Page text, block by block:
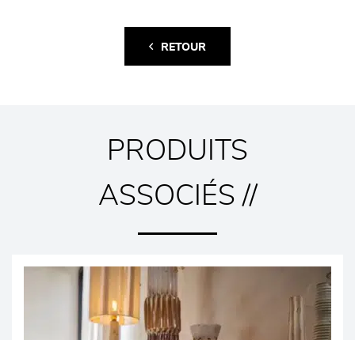
RETOUR
PRODUITS
ASSOCIÉS //